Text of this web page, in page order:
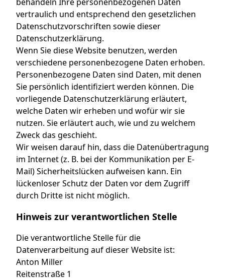
vertraulich und entsprechend den gesetzlichen
Datenschutzvorschriften sowie dieser
Datenschutzerklärung.
Wenn Sie diese Website benutzen, werden
verschiedene personenbezogene Daten erhoben.
Personenbezogene Daten sind Daten, mit denen
Sie persönlich identifiziert werden können. Die
vorliegende Datenschutzerklärung erläutert,
welche Daten wir erheben und wofür wir sie
nutzen. Sie erläutert auch, wie und zu welchem
Zweck das geschieht.
Wir weisen darauf hin, dass die Datenübertragung
im Internet (z. B. bei der Kommunikation per E-
Mail) Sicherheitslücken aufweisen kann. Ein
lückenloser Schutz der Daten vor dem Zugriff
durch Dritte ist nicht möglich.
Hinweis zur verantwortlichen Stelle
Die verantwortliche Stelle für die
Datenverarbeitung auf dieser Website ist:
Anton Miller
Reitenstraße 1